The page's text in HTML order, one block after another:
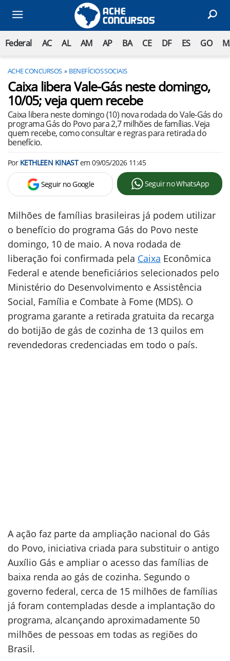
Federal AC AL AM AP BA CE DF ES GO
ACHE CONCURSOS BENEFÍCIOS SOCIAIS
Caixa libera Vale-Gás neste domingo,
10/05; veja quem recebe
Caixa libera neste domingo (10) nova rodada do Vale-Gás do
programa Gás do Povo para 2,7 milhões de famílias. Veja
quem recebe, como consultar e regras para retirada do
benefício.
Por KETHLEEN KINASTem09/05/2026 11:45
Seguir no Google Seguir no WhatsApp
Milhões de famílias brasileiras já podem utilizar
o benefício do programa Gás do Povo neste
domingo, 10 de maio. A nova rodada de
liberação foi confirmada pela Caixa Econômica
Federal e atende beneficiários selecionados pelo
Ministério do Desenvolvimento e Assistência
Social, Família e Combate à Fome (MDS). O
programa garante a retirada gratuita da recarga
do botijão de gás de cozinha de 13 quilos em
revendedoras credenciadas em todo o país.
A ação faz parte da ampliação nacional do Gás
do Povo, iniciativa criada para substituir o antigo
Auxílio Gás e ampliar o acesso das famílias de
baixa renda ao gás de cozinha. Segundo o
governo federal, cerca de 15 milhões de famílias
já foram contempladas desde a implantação do
programa, alcançando aproximadamente 50
milhões de pessoas em todas as regiões do
Brasil.